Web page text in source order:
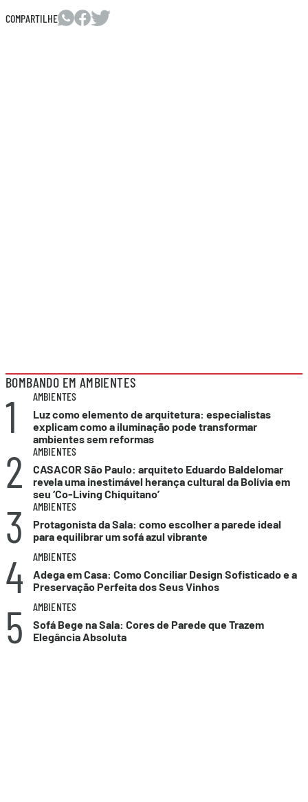
COMPARTILHE
BOMBANDO EM AMBIENTES
1
AMBIENTES
Luz como elemento de arquitetura: especialistas
explicam como a iluminação pode transformar
ambientes sem reformas
2
AMBIENTES
CASACOR São Paulo: arquiteto Eduardo Baldelomar
revela uma inestimável herança cultural da Bolívia em
seu ‘Co-Living Chiquitano’
3
AMBIENTES
Protagonista da Sala: como escolher a parede ideal
para equilibrar um sofá azul vibrante
4
AMBIENTES
Adega em Casa: Como Conciliar Design Sofisticado e a
Preservação Perfeita dos Seus Vinhos
5
AMBIENTES
Sofá Bege na Sala: Cores de Parede que Trazem
Elegância Absoluta